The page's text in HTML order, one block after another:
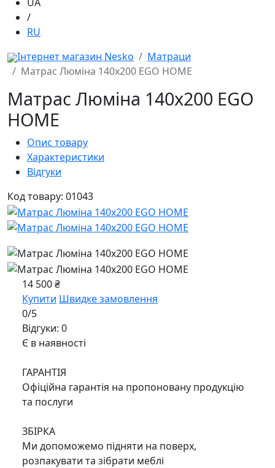
/
RU
Інтернет магазин Nesko
Матраци
Матрас Люміна 140x200 EGO HOME
Матрас Люміна 140x200 EGO
HOME
Опис товару
Характеристики
Відгуки
Код товару: 01043
14 500 ₴
Купити Швидке замовлення
0/5
Відгуки: 0
Є в наявності
ГАРАНТІЯ
Офіційна гарантія на пропоновану продукцію
та послуги
ЗБІРКА
Ми допоможемо підняти на поверх,
розпакувати та зібрати меблі